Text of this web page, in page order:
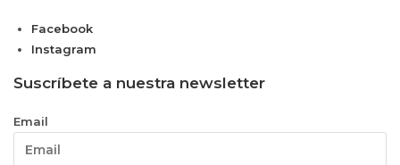
Facebook
Instagram
Suscríbete a nuestra newsletter
Email